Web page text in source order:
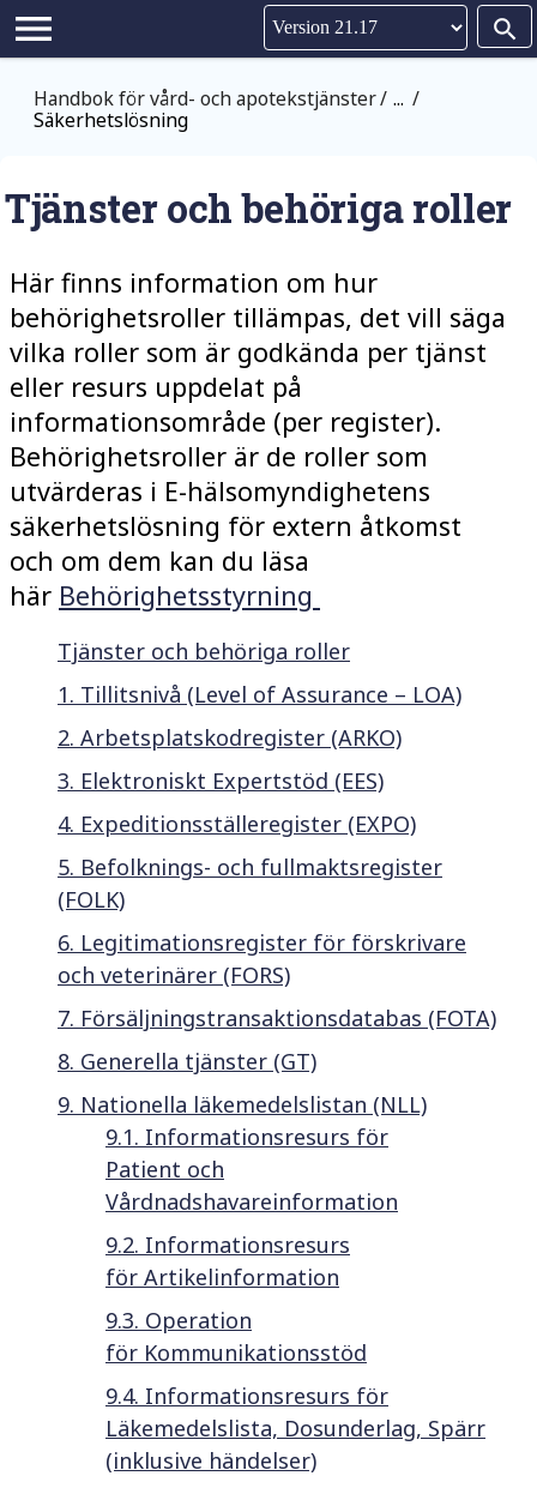
Hoppa till huvudinnehållet
menu search
Handbok för vård- och apotekstjänster
...
Säkerhetslösning
Tjänster och behöriga roller
Här finns information om hur
behörighetsroller tillämpas, det vill säga
vilka roller som är godkända per tjänst
eller resurs uppdelat på
informationsområde (per register).
Behörighetsroller är de roller som
utvärderas i E-hälsomyndighetens
säkerhetslösning för extern åtkomst
och om dem kan du läsa
här Behörighetsstyrning
Tjänster och behöriga roller
1. Tillitsnivå (Level of Assurance – LOA)
2. Arbetsplatskodregister (ARKO)
3. Elektroniskt Expertstöd (EES)
4. Expeditionsställeregister (EXPO)
5. Befolknings- och fullmaktsregister
(FOLK)
6. Legitimationsregister för förskrivare
och veterinärer (FORS)
7. Försäljningstransaktionsdatabas (FOTA)
8. Generella tjänster (GT)
9. Nationella läkemedelslistan (NLL)
9.1. Informationsresurs för
Patient och
Vårdnadshavareinformation
9.2. Informationsresurs
för Artikelinformation
9.3. Operation
för Kommunikationsstöd
9.4. Informationsresurs för
Läkemedelslista, Dosunderlag, Spärr
(inklusive händelser)